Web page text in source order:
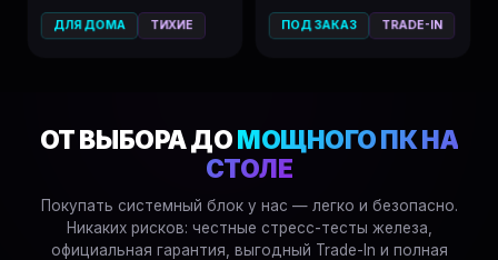
ДЛЯ ДОМА ТИХИЕ ПОД ЗАКАЗ TRADE-IN
ОТ ВЫБОРА ДОМОЩНОГО ПК НА
СТОЛЕ
Покупать системный блок у нас — легко и безопасно.
Никаких рисков: честные стресс-тесты железа,
официальная гарантия, выгодный Trade-In и полная